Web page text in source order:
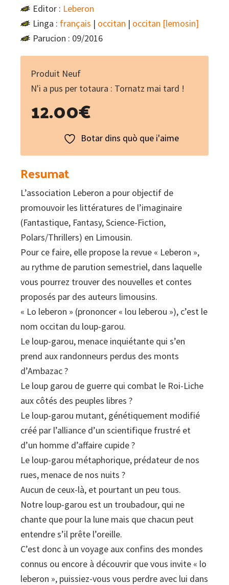
Editor : Leberon
Linga : français | occitan | occitan [lemosin]
Parucion : 09/2016
Produit Neuf
N'i a pus per totaura : Tornatz mai tard !
12.00€
Botar dins quò que i'aime
Resumat
L’association Leberon a pour objectif de
promouvoir les littératures de l’imaginaire
(Fantastique, Fantasy, Science-Fiction,
Polars/Thrillers) en Limousin.
Pour ce faire, elle propose la revue « Leberon »,
au rythme de parution semestriel, dans laquelle
vous pourrez trouver des nouvelles et contes
proposés par des auteurs limousins.
« Lo leberon » (prononcer « lou leberou »), c’est le
nom occitan du loup-garou.
Le loup-garou, menace inquiétante qui s’en
prend aux randonneurs perdus des monts
d’Ambazac ?
Le loup garou de guerre qui combat le Roi-Liche
aux côtés des peuples libres ?
Le loup-garou mutant, génétiquement modifié
créé par l’alliance d’un scientifique frustré et
d’un homme d’affaire cupide ?
Le loup-garou métaphorique, prédateur de nos
rues, menace de nos nuits ?
Aucun de ceux-là, et pourtant un peu tous.
Notre loup-garou est un troubadour, qui ne
chante que pour la lune mais que chacun peut
entendre s’il prête l’oreille.
C’est donc à un voyage aux confins des mondes
connus ou encore à découvrir que vous invite « lo
leberon », puissiez-vous vous perdre avec lui dans